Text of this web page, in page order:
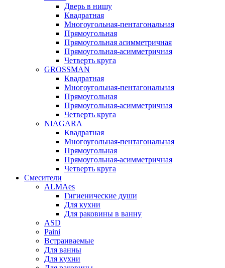
Дверь в нишу
Квадратная
Многоугольная-пентагональная
Прямоугольная
Прямоугольная асимметричная
Прямоугольная-асимметричная
Четверть круга
GROSSMAN
Квадратная
Многоугольная-пентагональная
Прямоугольная
Прямоугольная-асимметричная
Четверть круга
NIAGARA
Квадратная
Многоугольная-пентагональная
Прямоугольная
Прямоугольная-асимметричная
Четверть круга
Смесители
ALMAes
Гигиенические души
Для кухни
Для раковины в ванну
ASD
Paini
Встраиваемые
Для ванны
Для кухни